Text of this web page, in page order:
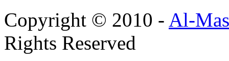
Copyright © 2010 - Al-
Rights Reserved